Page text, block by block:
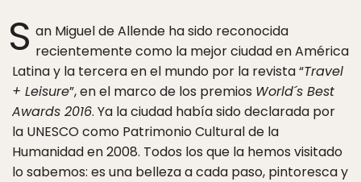
S an Miguel de Allende ha sido reconocida
recientemente como la mejor ciudad en América
Latina y la tercera en el mundo por la revista “Travel
+ Leisure”, en el marco de los premios World´s Best
Awards 2016. Ya la ciudad había sido declarada por
la UNESCO como Patrimonio Cultural de la
Humanidad en 2008. Todos los que la hemos visitado
lo sabemos: es una belleza a cada paso, pintoresca y